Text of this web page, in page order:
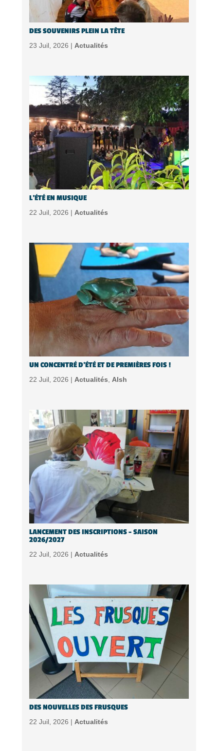
DES SOUVENIRS PLEIN LA TÊTE
23 Juil, 2026 | Actualités
L’ÉTÉ EN MUSIQUE
22 Juil, 2026 | Actualités
UN CONCENTRÉ D’ÉTÉ ET DE PREMIÈRES FOIS !
22 Juil, 2026 | Actualités Alsh
LANCEMENT DES INSCRIPTIONS – SAISON
2026/2027
22 Juil, 2026 | Actualités
DES NOUVELLES DES FRUSQUES
22 Juil, 2026 | Actualités